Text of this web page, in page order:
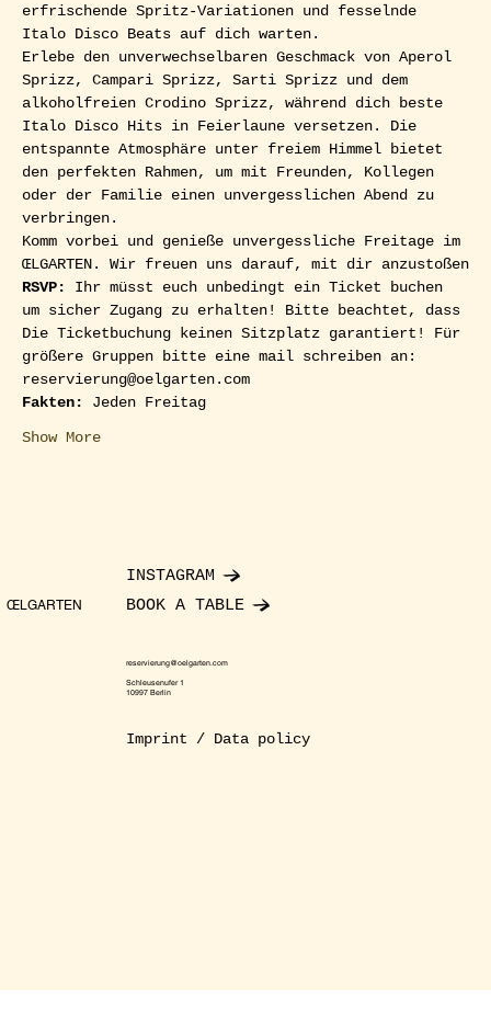
erfrischende Spritz-Variationen und fesselnde
Italo Disco Beats auf dich warten.
Erlebe den unverwechselbaren Geschmack von Aperol
Sprizz, Campari Sprizz, Sarti Sprizz und dem
alkoholfreien Crodino Sprizz, während dich beste
Italo Disco Hits in Feierlaune versetzen. Die
entspannte Atmosphäre unter freiem Himmel bietet
den perfekten Rahmen, um mit Freunden, Kollegen
oder der Familie einen unvergesslichen Abend zu
verbringen.
Komm vorbei und genieße unvergessliche Freitage im
ŒLGARTEN. Wir freuen uns darauf, mit dir anzustoßen
RSVP: Ihr müsst euch unbedingt ein Ticket buchen
um sicher Zugang zu erhalten! Bitte beachtet, dass
Die Ticketbuchung keinen Sitzplatz garantiert! Für
größere Gruppen bitte eine mail schreiben an:
reservierung@oelgarten.com
Fakten:
Jeden Freitag
Show More
ŒLGARTEN
INSTAGRAM
BOOK A TABLE
reservierung@oelgarten.com
Schleusenufer 1
10997 Berlin
Imprint / Data policy